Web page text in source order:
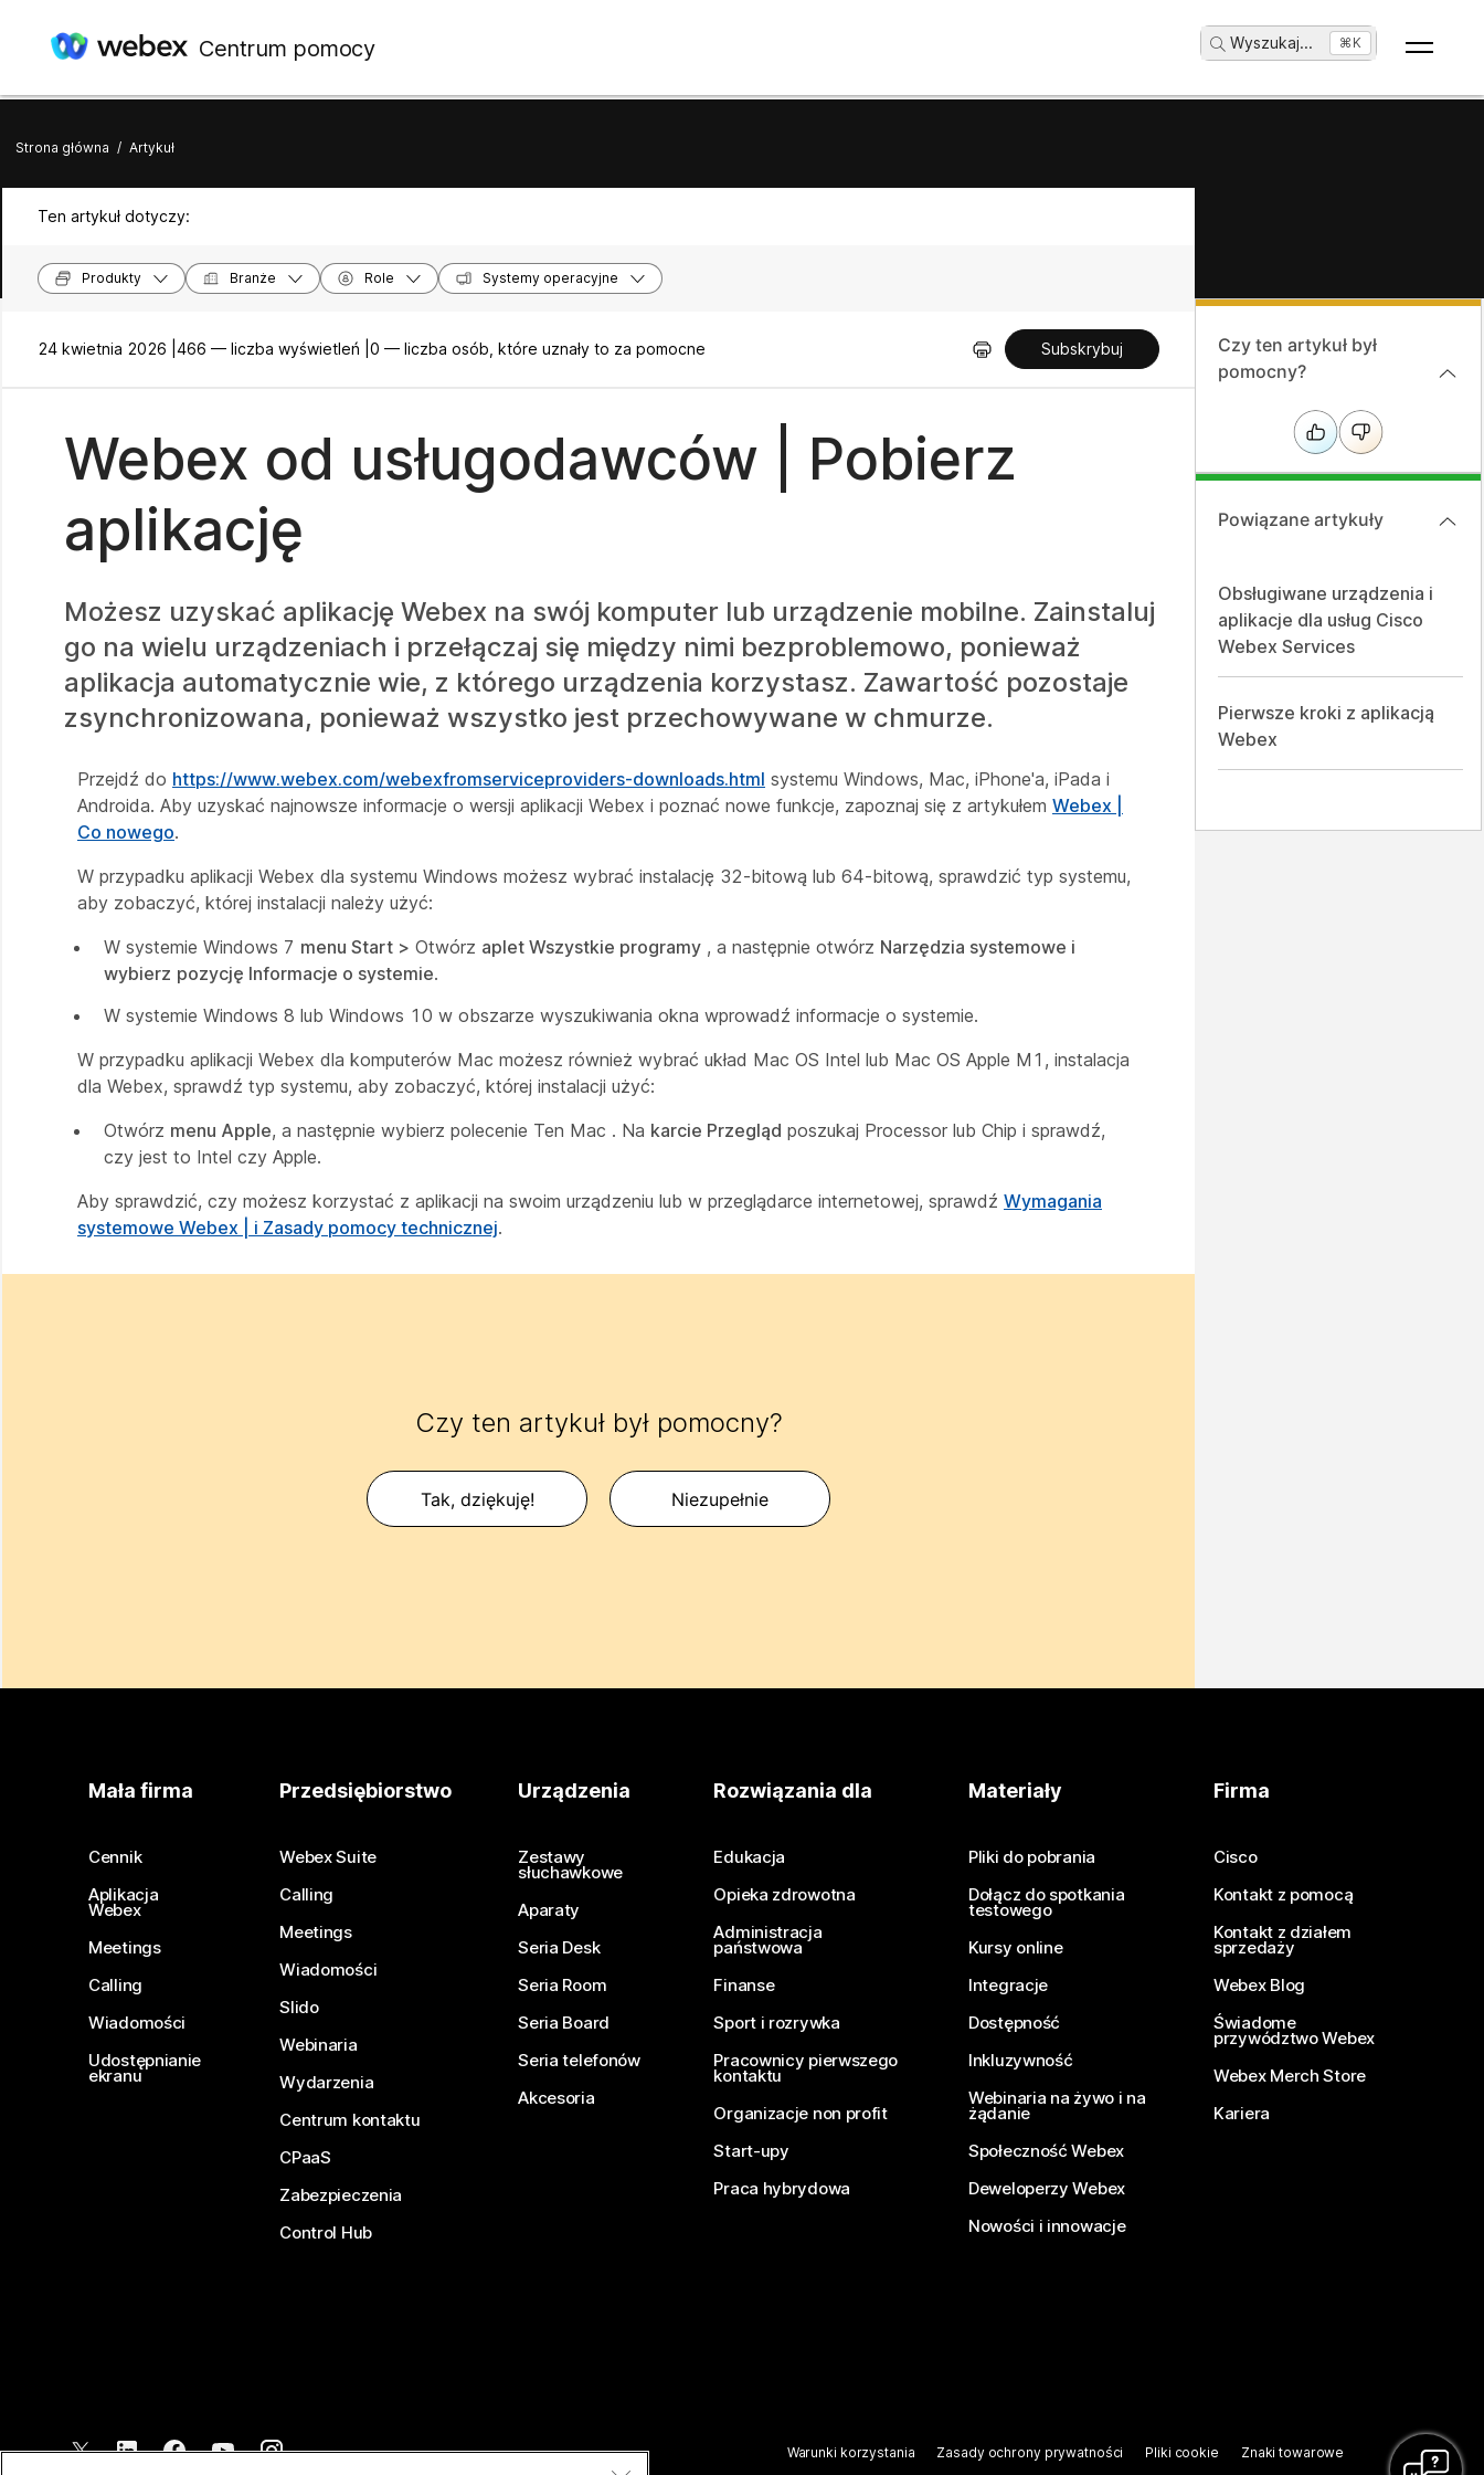
Centrum pomocy Wyszukaj... ⌘K
Strona główna / Artykuł
Ten artykuł dotyczy:
Produkty Branże Role Systemy operacyjne
24 kwietnia 2026 | 466 — liczba wyświetleń | 0 — liczba osób, które uznały to za pomocne Subskrybuj
Webex od usługodawców | Pobierz
aplikację
Możesz uzyskać aplikację Webex na swój komputer lub urządzenie mobilne. Zainstaluj
go na wielu urządzeniach i przełączaj się między nimi bezproblemowo, ponieważ
aplikacja automatycznie wie, z którego urządzenia korzystasz. Zawartość pozostaje
zsynchronizowana, ponieważ wszystko jest przechowywane w chmurze.
Przejdź do https://www.webex.com/webexfromserviceproviders-downloads.html systemu Windows, Mac, iPhone'a, iPada i
Androida. Aby uzyskać najnowsze informacje o wersji aplikacji Webex i poznać nowe funkcje, zapoznaj się z artykułem Webex |
Co nowego.
W przypadku aplikacji Webex dla systemu Windows możesz wybrać instalację 32-bitową lub 64-bitową, sprawdzić typ systemu,
aby zobaczyć, której instalacji należy użyć:
W systemie Windows 7 menu Start > Otwórz aplet Wszystkie programy , a następnie otwórz Narzędzia systemowe i
wybierz pozycję Informacje o systemie.
W systemie Windows 8 lub Windows 10 w obszarze wyszukiwania okna wprowadź informacje o systemie.
W przypadku aplikacji Webex dla komputerów Mac możesz również wybrać układ Mac OS Intel lub Mac OS Apple M1, instalacja
dla Webex, sprawdź typ systemu, aby zobaczyć, której instalacji użyć:
Otwórz menu Apple, a następnie wybierz polecenie Ten Mac . Na karcie Przegląd poszukaj Processor lub Chip i sprawdź,
czy jest to Intel czy Apple.
Aby sprawdzić, czy możesz korzystać z aplikacji na swoim urządzeniu lub w przeglądarce internetowej, sprawdź Wymagania
systemowe Webex | i Zasady pomocy technicznej.
Czy ten artykuł był pomocny?
Tak, dziękuję! Niezupełnie
Czy ten artykuł był
pomocny?
Powiązane artykuły
Obsługiwane urządzenia i
aplikacje dla usług Cisco
Webex Services
Pierwsze kroki z aplikacją
Webex
Mała firma
Cennik
Aplikacja
Webex
Meetings
Calling
Wiadomości
Udostępnianie
ekranu
Przedsiębiorstwo
Webex Suite
Calling
Meetings
Wiadomości
Slido
Webinaria
Wydarzenia
Centrum kontaktu
CPaaS
Zabezpieczenia
Control Hub
Urządzenia
Zestawy
słuchawkowe
Aparaty
Seria Desk
Seria Room
Seria Board
Seria telefonów
Akcesoria
Rozwiązania dla
Edukacja
Opieka zdrowotna
Administracja
państwowa
Finanse
Sport i rozrywka
Pracownicy pierwszego
kontaktu
Organizacje non profit
Start-upy
Praca hybrydowa
Materiały
Pliki do pobrania
Dołącz do spotkania
testowego
Kursy online
Integracje
Dostępność
Inkluzywność
Webinaria na żywo i na
żądanie
Społeczność Webex
Deweloperzy Webex
Nowości i innowacje
Firma
Cisco
Kontakt z pomocą
Kontakt z działem
sprzedaży
Webex Blog
Świadome
przywództwo Webex
Webex Merch Store
Kariera
Warunki korzystania Zasady ochrony prywatności Pliki cookie Znaki towarowe